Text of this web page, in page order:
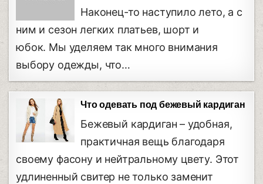
Наконец-то наступило лето, а с
ним и сезон легких платьев, шорт и
юбок. Мы уделяем так много внимания
выбору одежды, что…
Что одевать под бежевый кардиган
Бежевый кардиган – удобная,
практичная вещь благодаря
своему фасону и нейтральному цвету. Этот
удлиненный свитер не только заменит